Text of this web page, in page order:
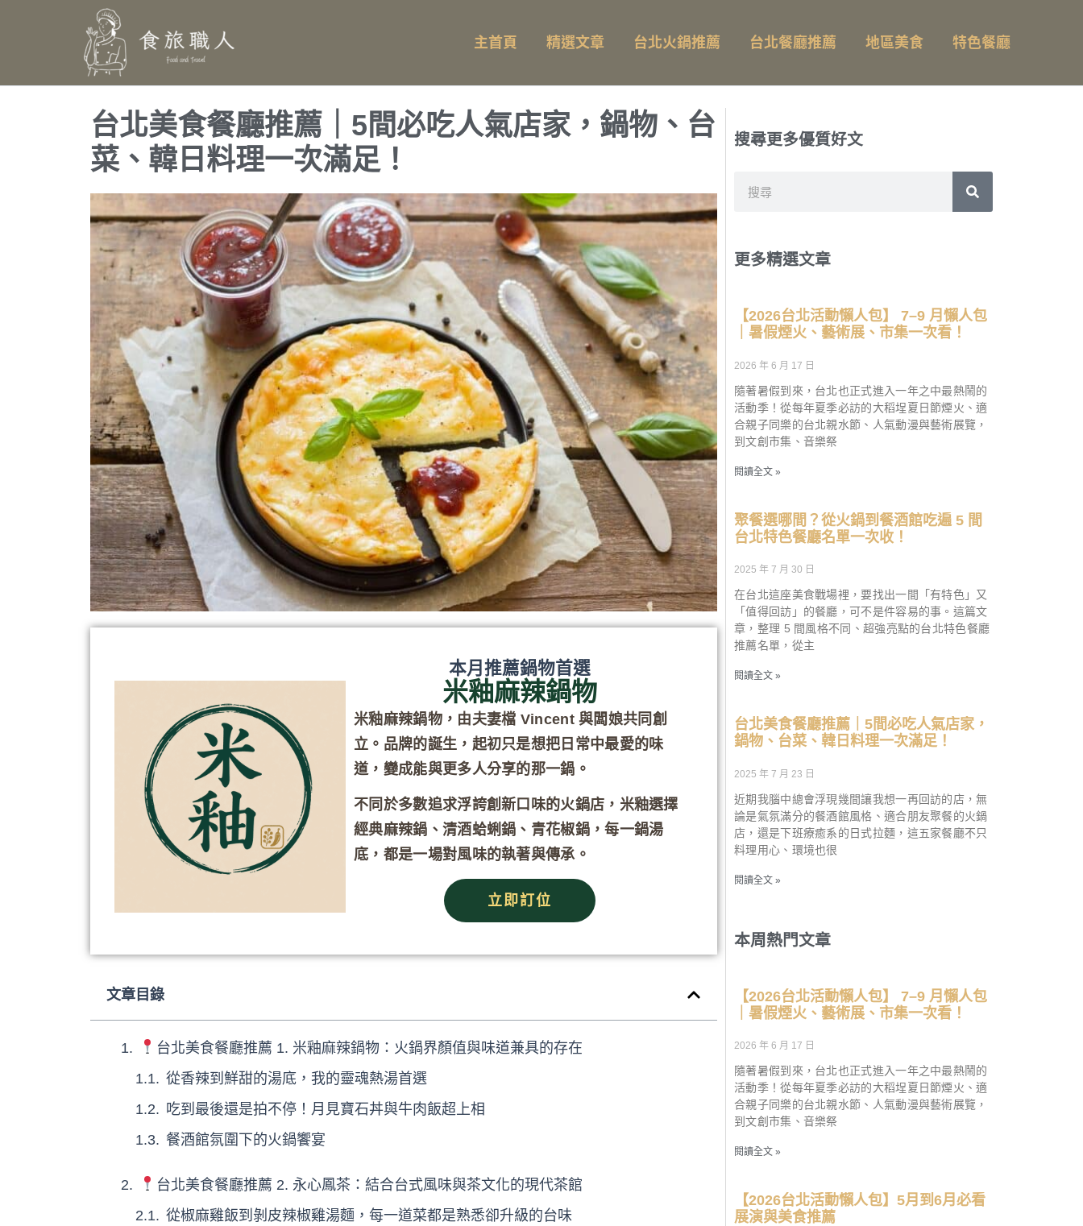
主首頁 精選文章 台北火鍋推薦 台北餐廳推薦 地區美食 特色餐廳
台北美食餐廳推薦｜5間必吃人氣店家，鍋物、台
菜、韓日料理一次滿足！
本月推薦鍋物首選
米釉麻辣鍋物
米釉麻辣鍋物，由夫妻檔 Vincent 與闆娘共同創
立。品牌的誕生，起初只是想把日常中最愛的味
道，變成能與更多人分享的那一鍋。
不同於多數追求浮誇創新口味的火鍋店，米釉選擇
經典麻辣鍋、清酒蛤蜊鍋、青花椒鍋，每一鍋湯
底，都是一場對風味的執著與傳承。
立即訂位
文章目錄
台北美食餐廳推薦 1. 米釉麻辣鍋物：火鍋界顏值與味道兼具的存在
從香辣到鮮甜的湯底，我的靈魂熱湯首選
吃到最後還是拍不停！月見寶石丼與牛肉飯超上相
餐酒館氛圍下的火鍋饗宴
台北美食餐廳推薦 2. 永心鳳茶：結合台式風味與茶文化的現代茶館
從椒麻雞飯到剝皮辣椒雞湯麵，每一道菜都是熟悉卻升級的台味
搜尋更多優質好文
更多精選文章
【2026台北活動懶人包】 7–9 月懶人包
｜暑假煙火、藝術展、市集一次看！
2026 年 6 月 17 日
隨著暑假到來，台北也正式進入一年之中最熱鬧的
活動季！從每年夏季必訪的大稻埕夏日節煙火、適
合親子同樂的台北親水節、人氣動漫與藝術展覽，
到文創市集、音樂祭
閱讀全文 »
聚餐選哪間？從火鍋到餐酒館吃遍 5 間
台北特色餐廳名單一次收！
2025 年 7 月 30 日
在台北這座美食戰場裡，要找出一間「有特色」又
「值得回訪」的餐廳，可不是件容易的事。這篇文
章，整理 5 間風格不同、超強亮點的台北特色餐廳
推薦名單，從主
閱讀全文 »
台北美食餐廳推薦｜5間必吃人氣店家，
鍋物、台菜、韓日料理一次滿足！
2025 年 7 月 23 日
近期我腦中總會浮現幾間讓我想一再回訪的店，無
論是氣氛滿分的餐酒館風格、適合朋友聚餐的火鍋
店，還是下班療癒系的日式拉麵，這五家餐廳不只
料理用心、環境也很
閱讀全文 »
本周熱門文章
【2026台北活動懶人包】 7–9 月懶人包
｜暑假煙火、藝術展、市集一次看！
2026 年 6 月 17 日
隨著暑假到來，台北也正式進入一年之中最熱鬧的
活動季！從每年夏季必訪的大稻埕夏日節煙火、適
合親子同樂的台北親水節、人氣動漫與藝術展覽，
到文創市集、音樂祭
閱讀全文 »
【2026台北活動懶人包】5月到6月必看
展演與美食推薦